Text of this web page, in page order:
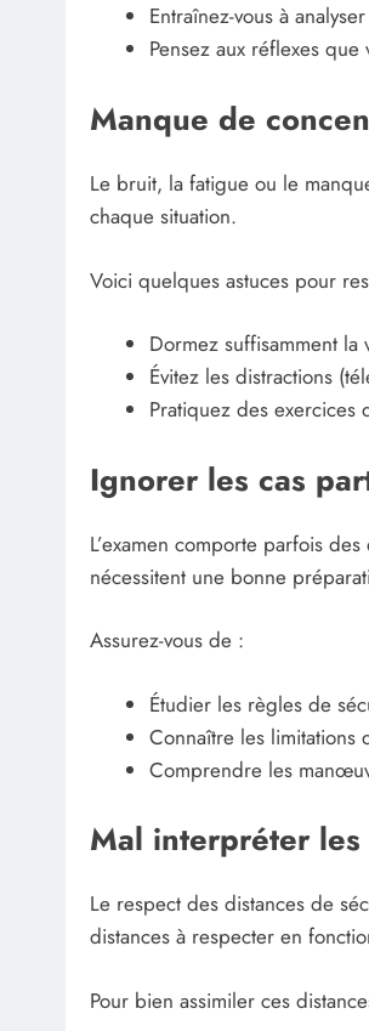
Entraînez-vous à
Pensez aux réflexes
Manque de
Le bruit, la fatigue ou le
chaque situation.
Voici quelques astuces pour
Dormez suffisamment la
Évitez les distractions
Pratiquez des
Ignorer les cas
L’examen comporte parfois
nécessitent une bonne
Assurez-vous de :
Étudier les règles de
Connaître les limitations
Comprendre les
Mal interpréter
Le respect des distances de
distances à respecter en
Pour bien assimiler ces